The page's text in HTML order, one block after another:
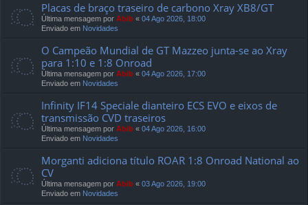
Placas de braço traseiro de carbono Xray XB8/GT
Última mensagem por Abib « 04 Ago 2026, 18:00
Enviado em Novidades
O Campeão Mundial de GT Mazzeo junta-se ao Xray
para 1:10 e 1:8 Onroad
Última mensagem por Abib « 04 Ago 2026, 17:00
Enviado em Novidades
Infinity IF14 Speciale dianteiro ECS EVO e eixos de
transmissão CVD traseiros
Última mensagem por Abib « 04 Ago 2026, 16:00
Enviado em Novidades
Morganti adiciona título ROAR 1:8 Onroad National ao
CV
Última mensagem por Abib « 03 Ago 2026, 19:00
Enviado em Novidades